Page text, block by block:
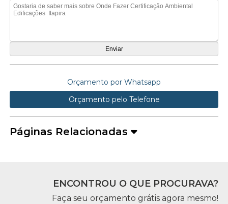
Orçamento por Whatsapp
Orçamento pelo Telefone
Páginas Relacionadas
ENCONTROU O QUE PROCURAVA?
Faça seu orçamento grátis agora mesmo!